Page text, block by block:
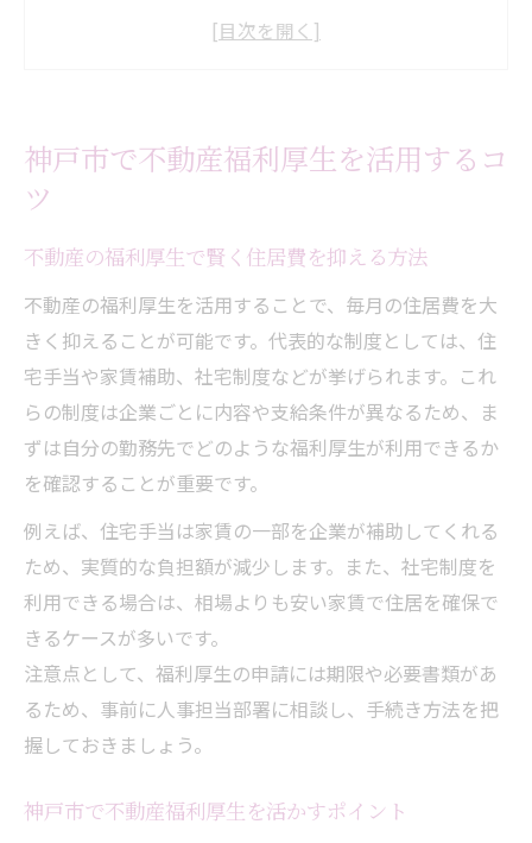
神戸市で不動産福利厚生を活かすポイント
由
働きながら賢く住む神戸の不動産選び
不動産の福利厚生を踏まえた物件選びのコ
神戸で働く人向けの不動産選択ポイント
住み替え時に役立つ不動産福利厚生の知識
不動産選びで福利厚生を最大限利用する方
法
神戸市で実践する不動産の賢い探し方
住みやすい区を費用で比較した神戸の不動産事
情
不動産の費用面から見る住みやすい区の選
び方
不動産と福利厚生の観点で区ごとに比較
家賃と不動産福利厚生で区選びを賢く進め
神戸市で不動産福利厚生を活用するコ
ツ
不動産の福利厚生で賢く住居費を抑える方法
不動産の福利厚生を活用することで、毎月の住居費を大
きく抑えることが可能です。代表的な制度としては、住
宅手当や家賃補助、社宅制度などが挙げられます。これ
らの制度は企業ごとに内容や支給条件が異なるため、ま
ずは自分の勤務先でどのような福利厚生が利用できるか
を確認することが重要です。
例えば、住宅手当は家賃の一部を企業が補助してくれる
ため、実質的な負担額が減少します。また、社宅制度を
利用できる場合は、相場よりも安い家賃で住居を確保で
きるケースが多いです。
注意点として、福利厚生の申請には期限や必要書類があ
るため、事前に人事担当部署に相談し、手続き方法を把
握しておきましょう。
神戸市で不動産福利厚生を活かすポイント